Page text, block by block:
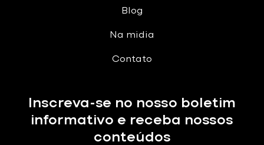
Blog
Na midia
Contato
Inscreva-se no nosso boletim
informativo e receba nossos
conteúdos